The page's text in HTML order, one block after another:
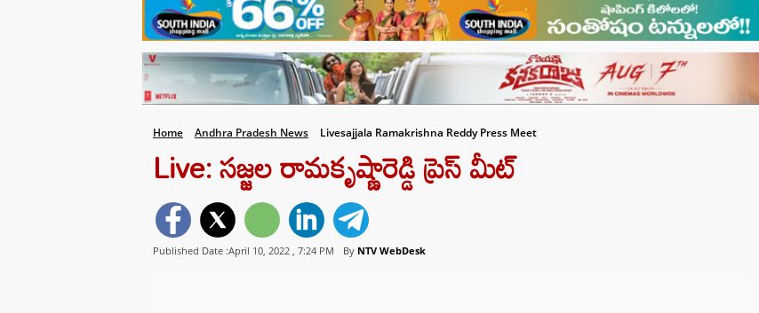
Home Andhra Pradesh News Livesajjala Ramakrishna Reddy Press Meet
Live: సజ్జల రామకృష్ణారెడ్డి ప్రెస్ మీట్
Published Date :April 10, 2022 , 7:24 PM By NTV WebDesk